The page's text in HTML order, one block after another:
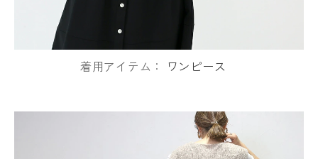
着用アイテム： ワンピース